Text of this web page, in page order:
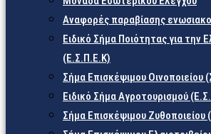
Αναφορές παραβίασης
Ειδικό Σήμα Ποιότητας για την
(Ε.Σ.Π.Ε.Κ)
Σήμα Επισκέψιμου Οινοποιείου
Ειδικό Σήμα Αγροτουρισμού
Σήμα Επισκέψιμου Ζυθοποιείου